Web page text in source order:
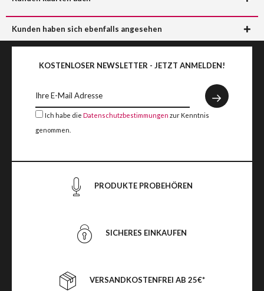
Kunden haben sich ebenfalls angesehen
KOSTENLOSER NEWSLETTER - JETZT ANMELDEN!
Ich habe die Datenschutzbestimmungen zur Kenntnis
genommen.
PRODUKTE PROBEHÖREN
SICHERES EINKAUFEN
VERSANDKOSTENFREI AB 25€*